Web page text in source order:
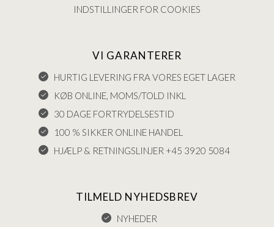
INDSTILLINGER FOR COOKIES
VI GARANTERER
HURTIG LEVERING FRA VORES EGET LAGER
KØB ONLINE, MOMS/TOLD INKL
30 DAGE FORTRYDELSESTID
100 % SIKKER ONLINE HANDEL
HJÆLP & RETNINGSLINJER +45 3920 5084
TILMELD NYHEDSBREV
NYHEDER